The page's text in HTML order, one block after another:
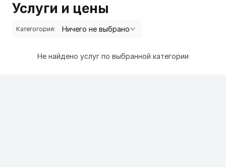
Услуги и цены
Категогория:
Не найдено услуг по выбранной категории